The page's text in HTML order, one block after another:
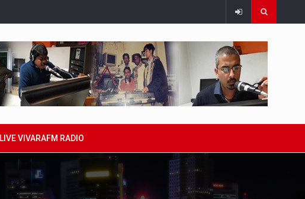
LIVE VIVARAFM RADIO